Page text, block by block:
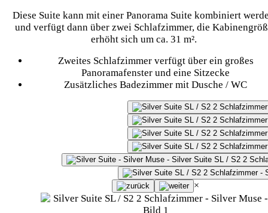
Diese Suite kann mit einer Panorama Suite kombiniert
und verfügt dann über zwei Schlafzimmer, die
erhöht sich um ca. 31 m².
Zweites Schlafzimmer verfügt über ein großes
Panoramafenster und eine Sitzecke
Zusätzliches Badezimmer mit Dusche / WC
×